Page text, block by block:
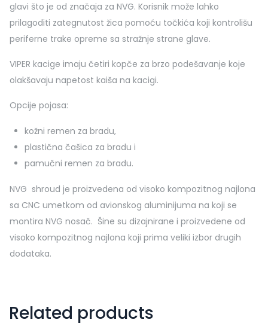
glavi što je od značaja za NVG. Korisnik može lahko
prilagoditi zategnutost žica pomoću točkića koji kontrolišu
periferne trake opreme sa stražnje strane glave.
VIPER kacige imaju četiri kopče za brzo podešavanje koje
olakšavaju napetost kaiša na kacigi.
Opcije pojasa:
kožni remen za bradu,
plastična čašica za bradu i
pamučni remen za bradu.
NVG shroud je proizvedena od visoko kompozitnog najlona
sa CNC umetkom od avionskog aluminijuma na koji se
montira NVG nosač. Šine su dizajnirane i proizvedene od
visoko kompozitnog najlona koji prima veliki izbor drugih
dodataka.
Related products